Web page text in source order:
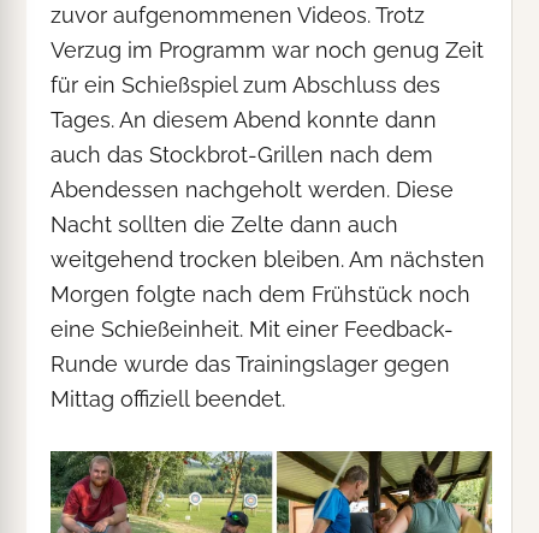
zuvor aufgenommenen Videos. Trotz
Verzug im Programm war noch genug Zeit
für ein Schießspiel zum Abschluss des
Tages. An diesem Abend konnte dann
auch das Stockbrot-Grillen nach dem
Abendessen nachgeholt werden. Diese
Nacht sollten die Zelte dann auch
weitgehend trocken bleiben. Am nächsten
Morgen folgte nach dem Frühstück noch
eine Schießeinheit. Mit einer Feedback-
Runde wurde das Trainingslager gegen
Mittag offiziell beendet.